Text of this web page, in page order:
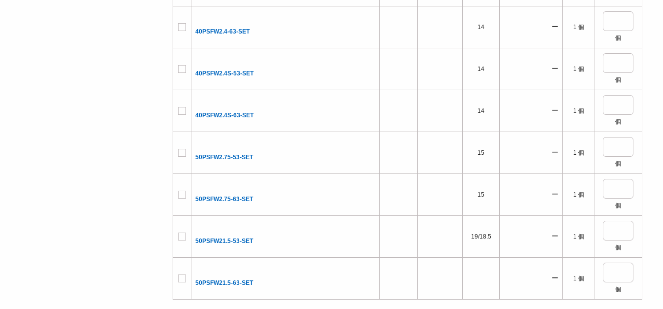
40PSFW2.4-63-SET
40PSFW2.4S-53-SET
40PSFW2.4S-63-SET
50PSFW2.75-53-SET
50PSFW2.75-63-SET
50PSFW21.5-53-SET
50PSFW21.5-63-SET
14
14
14
15
15
19/18.5
ー 1 個
個
ー 1 個
個
ー 1 個
個
ー 1 個
個
ー 1 個
個
ー 1 個
個
ー 1 個
個